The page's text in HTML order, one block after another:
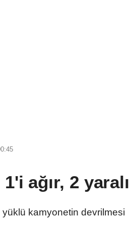
ağır, 2 yaralı
kamyonetin devrilmesi